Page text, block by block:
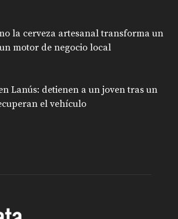
la cerveza artesanal transforma un
motor de negocio local
Lanús: detienen a un joven tras un
el vehículo